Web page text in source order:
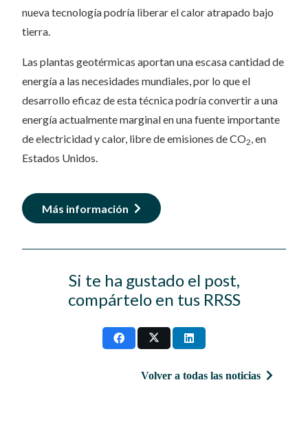
nueva tecnología podría liberar el calor atrapado bajo
tierra.
Las plantas geotérmicas aportan una escasa cantidad de
energía a las necesidades mundiales, por lo que el
desarrollo eficaz de esta técnica podría convertir a una
energía actualmente marginal en una fuente importante
de electricidad y calor, libre de emisiones de CO2, en
Estados Unidos.
Más información
Si te ha gustado el post,
compártelo en tus RRSS
Volver a todas las noticias